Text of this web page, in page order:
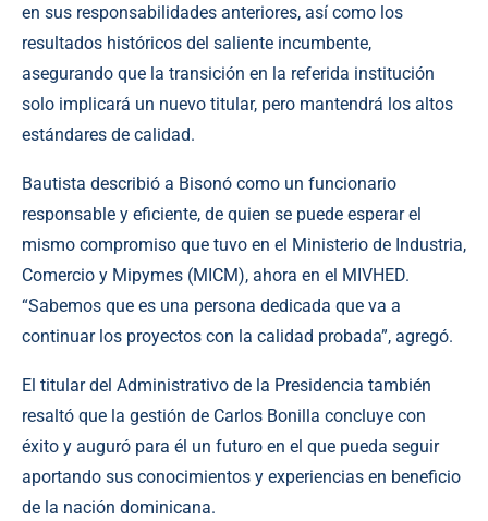
en sus responsabilidades anteriores, así como los
resultados históricos del saliente incumbente,
asegurando que la transición en la referida institución
solo implicará un nuevo titular, pero mantendrá los altos
estándares de calidad.
Bautista describió a Bisonó como un funcionario
responsable y eficiente, de quien se puede esperar el
mismo compromiso que tuvo en el Ministerio de Industria,
Comercio y Mipymes (MICM), ahora en el MIVHED.
“Sabemos que es una persona dedicada que va a
continuar los proyectos con la calidad probada”, agregó.
El titular del Administrativo de la Presidencia también
resaltó que la gestión de Carlos Bonilla concluye con
éxito y auguró para él un futuro en el que pueda seguir
aportando sus conocimientos y experiencias en beneficio
de la nación dominicana.